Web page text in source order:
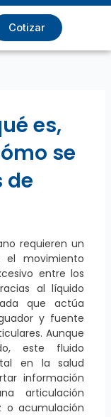
Cotizar
es,
se
de
requieren un
el movimiento
entre los
al líquido
que actúa
y fuente
Aunque
este fluido
en la salud
información
articulación
o acumulación